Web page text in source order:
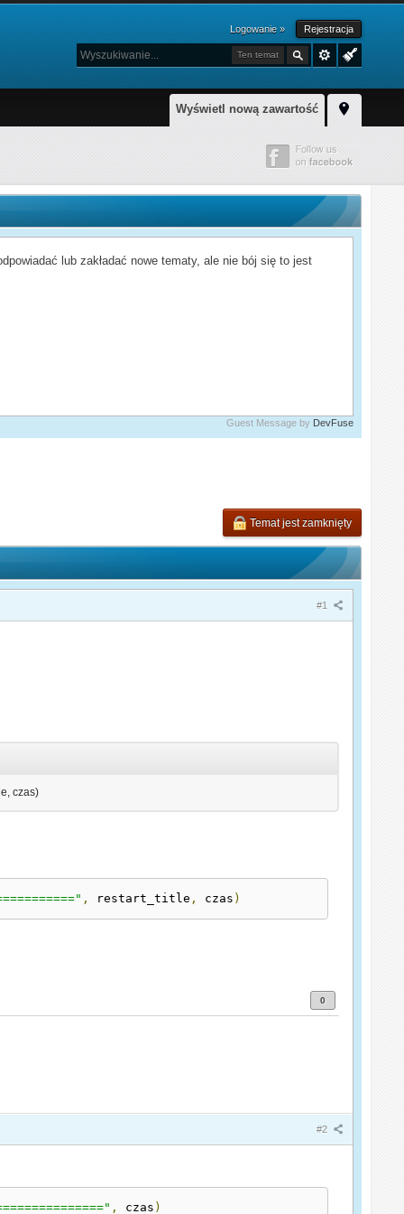
Logowanie » Rejestracja
Ten temat
Wyświetl nową zawartość
lub zakładać nowe tematy, ale nie bój się to jest
Guest Message by DevFuse
Temat jest zamknięty
#1
czas)
, restart_title , czas )
0
#2
, czas )